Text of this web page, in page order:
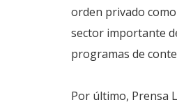
orden privado
sector importante
programas de
Por último, Prensa